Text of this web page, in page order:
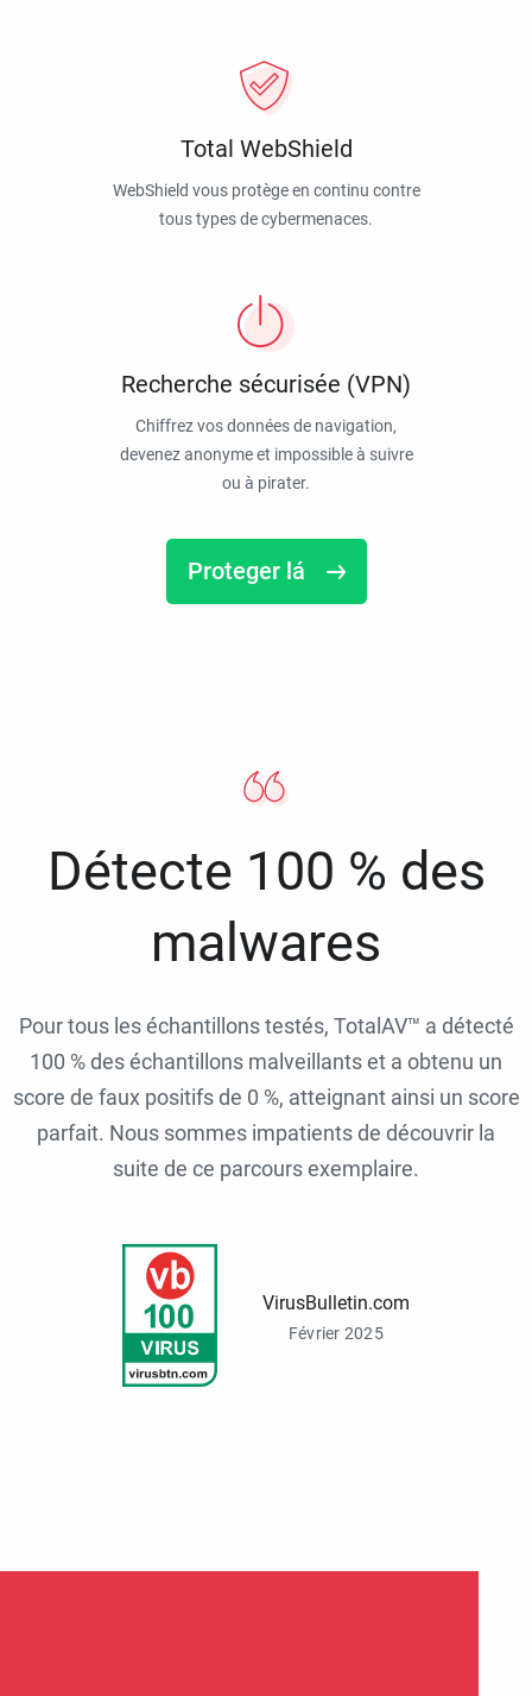
Total WebShield
WebShield vous protège en continu contre
tous types de cybermenaces.
Recherche sécurisée (VPN)
Chiffrez vos données de navigation,
devenez anonyme et impossible à suivre
ou à pirater.
Proteger lá
Détecte 100 % des
malwares
Pour tous les échantillons testés, TotalAV™ a détecté
100 % des échantillons malveillants et a obtenu un
score de faux positifs de 0 %, atteignant ainsi un score
parfait. Nous sommes impatients de découvrir la
suite de ce parcours exemplaire.
VirusBulletin.com
Février 2025